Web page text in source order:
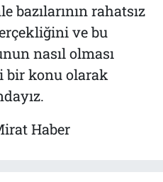
bazılarının rahatsız
ve bu
nasıl olması
bir konu olarak
Haber